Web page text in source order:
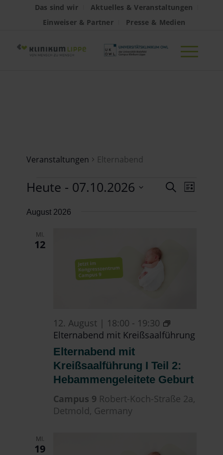
Das sind wir
Aktuelles & Veranstaltungen
Einweiser & Partner
Presse & Medien
Veranstaltungen Elternabend
VeranstaltungenSucheListe
Heute - 07.10.2026
wählen.
August 2026
MI.
12
Elternabend mit
Kreißsaalführung I Teil 2:
Hebammengeleitete Geburt
12. August | 18:00 - 19:30
Elternabend mit Kreißsaalführung
Campus 9 Robert-Koch-Straße 2a,
Detmold, Germany
MI.
19